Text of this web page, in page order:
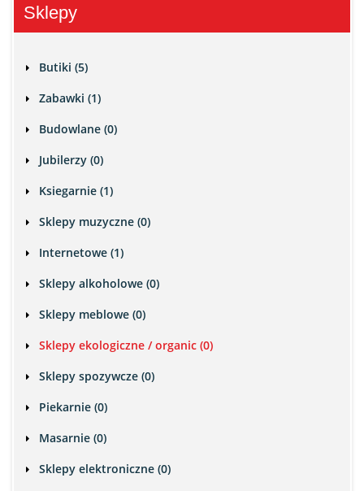
Sklepy
Butiki (5)
Zabawki (1)
Budowlane (0)
Jubilerzy (0)
Ksiegarnie (1)
Sklepy muzyczne (0)
Internetowe (1)
Sklepy alkoholowe (0)
Sklepy meblowe (0)
Sklepy ekologiczne / organic (0)
Sklepy spozywcze (0)
Piekarnie (0)
Masarnie (0)
Sklepy elektroniczne (0)